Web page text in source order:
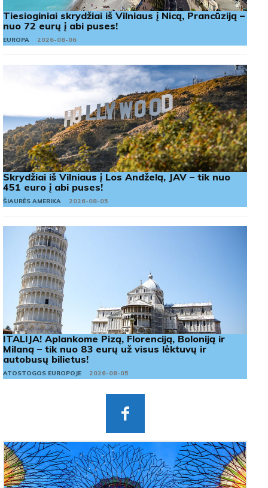
Tiesioginiai skrydžiai iš Vilniaus į Nicą, Prancūziją –
nuo 72 eurų į abi puses!
EUROPA 2026-08-06
Skrydžiai iš Vilniaus į Los Andželą, JAV – tik nuo
451 euro į abi puses!
ŠIAURĖS AMERIKA 2026-08-05
ITALIJA! Aplankome Pizą, Florenciją, Boloniją ir
Milaną – tik nuo 83 eurų už visus lėktuvų ir
autobusų bilietus!
ATOSTOGOS EUROPOJE 2026-08-05